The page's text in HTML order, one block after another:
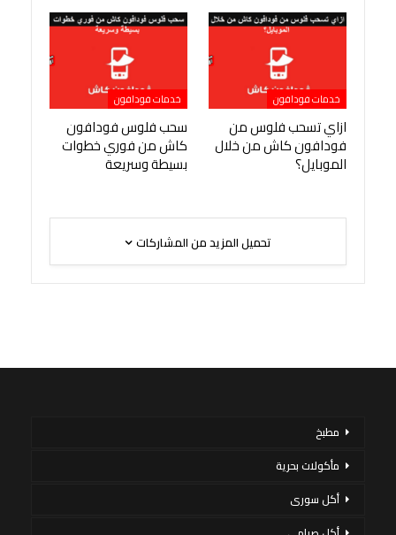
خدمات فودافون
ازاي تسحب فلوس من
فودافون كاش من خلال
الموبايل؟
خدمات فودافون
سحب فلوس فودافون
كاش من فوري خطوات
بسيطة وسريعة
تحميل المزيد من المشاركات
مطبخ
مأكولات بحرية
أكل سورى